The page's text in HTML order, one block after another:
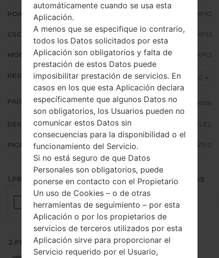
PDA/AP VERSIÓN I9500XXUHPK1
CSC VERSIÓN I9500QERHPL1
MODEM/CP VERSIÓN I9500XXUHPC1
REGIÓN SER
PAÍS (UN/EL PAÍS) Russian Federation
DESCRIPCIÓN MTS, Beeline, Megafon, TELE2
PICADILLO 29d456b30b7e171819f4e95bda7247c0
1.PRESIONE EL BOTÓN PARA CARGAR LOS ARCHIVOS
2.PRESIONE PARA DESCARGAR
automáticamente cuando se usa esta
Aplicación.
A menos que se especifique lo contrario,
todos los Datos solicitados por esta
Aplicación son obligatorios y falta de
prestación de estos Datos puede
imposibilitar prestación de servicios. En
casos en los que esta Aplicación declara
específicamente que algunos Datos no
son obligatorios, los Usuarios pueden no
comunicar estos Datos sin
consecuencias para la disponibilidad o el
funcionamiento del Servicio.
Si no está seguro de que Datos
Personales son obligatorios, puede
ponerse en contacto con el Propietario
Un uso de Cookies – o de otras
herramientas de seguimiento – por esta
Aplicación o por los propietarios de
servicios de terceros utilizados por esta
Aplicación sirve para proporcionar el
Servicio requerido por el Usuario,